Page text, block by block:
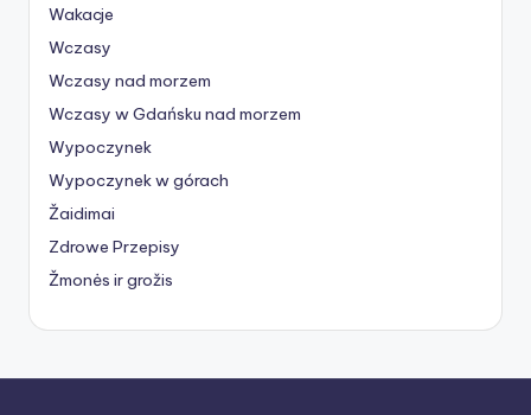
Wakacje
Wczasy
Wczasy nad morzem
Wczasy w Gdańsku nad morzem
Wypoczynek
Wypoczynek w górach
Žaidimai
Zdrowe Przepisy
Žmonės ir grožis